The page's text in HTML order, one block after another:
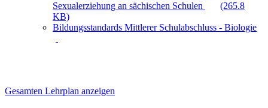
Sexualerziehung an sächischen Schulen
(265.8
KB)
Bildungsstandards Mittlerer Schulabschluss - Biologie
Gesamten Lehrplan anzeigen